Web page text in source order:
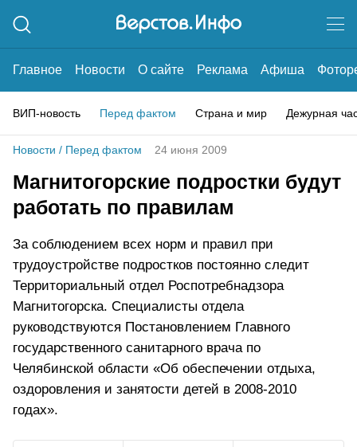
Главное Новости О сайте Реклама Афиша
ВИП-новость Перед фактом Страна и мир Дежурная
Новости / Перед фактом 24 июня 2009
Магнитогорские подростки будут
работать по правилам
За соблюдением всех норм и правил при
трудоустройстве подростков постоянно следит
Территориальный отдел Роспотребнадзора
Магнитогорска. Специалисты отдела
руководствуются Постановлением Главного
государственного санитарного врача по
Челябинской области «Об обеспечении отдыха,
оздоровления и занятости детей в 2008-2010
годах».